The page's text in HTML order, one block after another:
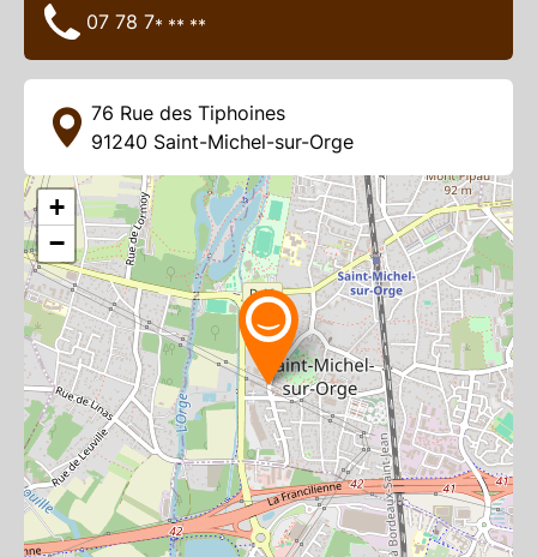
07 78 7* ** **
76 Rue des Tiphoines
91240 Saint-Michel-sur-Orge
+
−
+
−